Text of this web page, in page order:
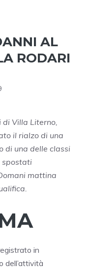
AL
RODARI
Villa Literno,
il rialzo di una
di una delle classi
spostati
mattina
in
dell’attività